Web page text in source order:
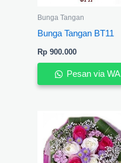
Bunga Tangan
Bunga Tangan BT11
Rp900.000
Pesan via WA